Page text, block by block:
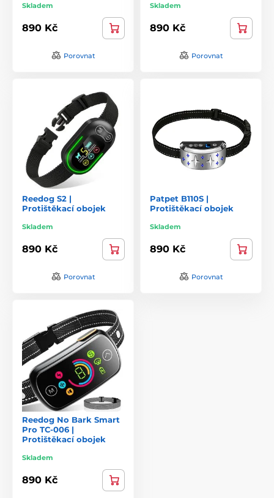
Skladem
890 Kč
Porovnat
Skladem
890 Kč
Porovnat
Reedog S2 |
Protištěkací obojek
Skladem
890 Kč
Porovnat
Patpet B110S |
Protištěkací obojek
Skladem
890 Kč
Porovnat
Reedog No Bark Smart
Pro TC-006 |
Protištěkací obojek
Skladem
890 Kč